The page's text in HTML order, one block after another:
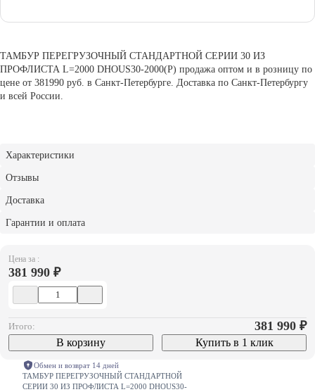
Цена за :
381 990 ₽
Итого: 381 990 ₽
В корзину Купить в 1 клик
Обмен и возврат 14 дней
ТАМБУР ПЕРЕГРУЗОЧНЫЙ СТАНДАРТНОЙ
СЕРИИ 30 ИЗ ПРОФЛИСТА L=2000 DHOUS30-
ТАМБУР ПЕРЕГРУЗОЧНЫЙ СТАНДАРТНОЙ СЕРИИ 30 ИЗ
ПРОФЛИСТА L=2000 DHOUS30-2000(P) продажа оптом и в розницу по
цене от 381990 руб. в Санкт-Петербурге. Доставка по Санкт-Петербургу
и всей России.
Характеристики
Отзывы
Доставка
Гарантии и оплата